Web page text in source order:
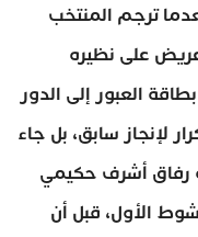
ترجم المنتخب
على نظيره
العبور إلى الدور
لإنجاز سابق، بل جاء
رفاق أشرف حكيمي
الأول، قبل أن